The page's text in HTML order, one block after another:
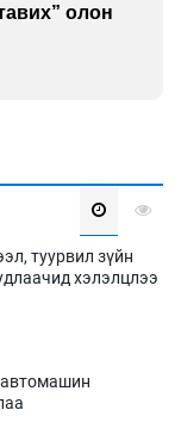
олон
туурвил зүйн
хэлэлцлээ